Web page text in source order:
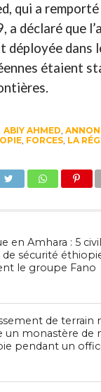
qui a
a déclaré que
déployée dans
étaient
ABIY AHMED,
, FORCES, LA
en Amhara : 5
de sécurité
le groupe Fano
de terrain
un monastère de
pendant un